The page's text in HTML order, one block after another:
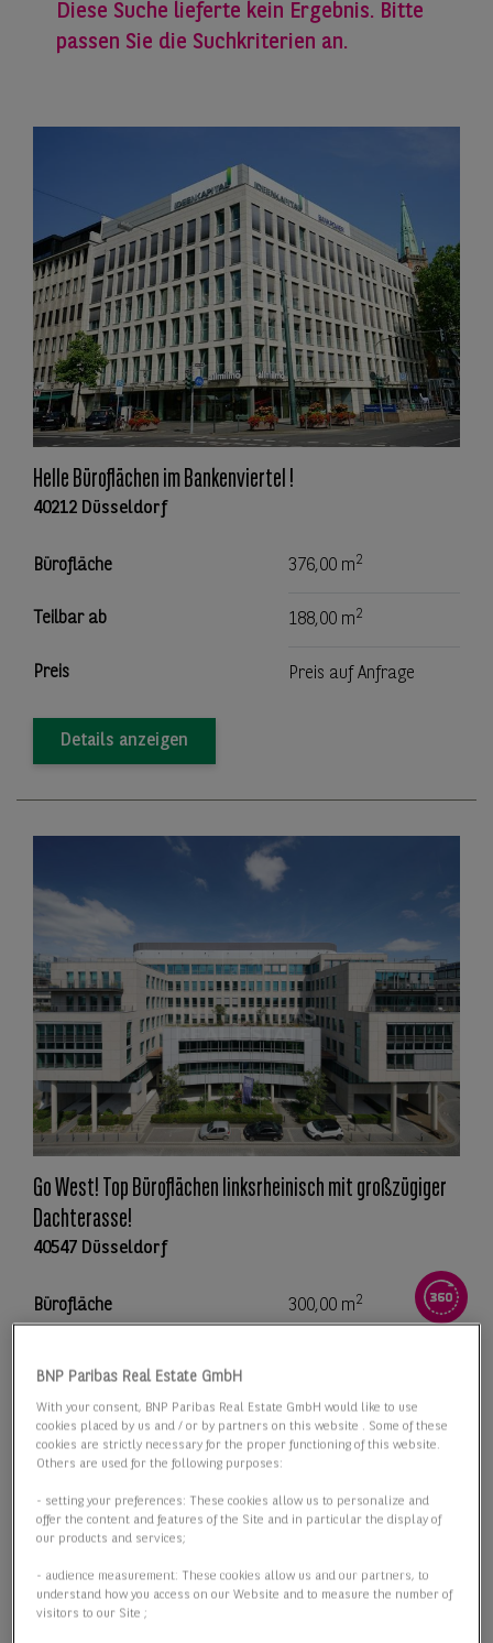
Diese Suche lieferte kein Ergebnis. Bitte
passen Sie die Suchkriterien an.
Helle Büroflächen im Bankenviertel !
40212 Düsseldorf
Bürofläche 376,00 m2
Teilbar ab 188,00 m2
Preis Preis auf Anfrage
Details anzeigen
Go West! Top Büroflächen linksrheinisch mit großzügiger
Dachterasse!
40547 Düsseldorf
Bürofläche 300,00 m2
Preis Preis auf Anfrage
BNP Paribas Real Estate GmbH
With your consent, BNP Paribas Real Estate GmbH would like to use
cookies placed by us and / or by partners on this website . Some of these
cookies are strictly necessary for the proper functioning of this website.
Others are used for the following purposes:
- setting your preferences: These cookies allow us to personalize and
offer the content and features of the Site and in particular the display of
our products and services;
- audience measurement: These cookies allow us and our partners, to
understand how you access on our Website and to measure the number of
visitors to our Site ;